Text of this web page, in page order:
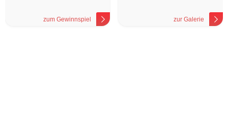
zum Gewinnspiel zur Galerie